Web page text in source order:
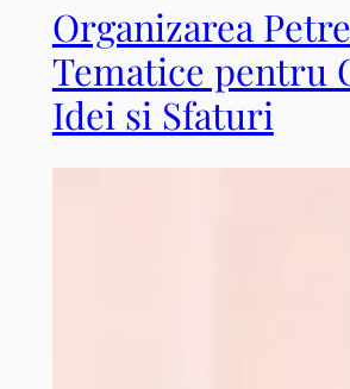
Organizarea
Tematice pentru
Idei si Sfaturi